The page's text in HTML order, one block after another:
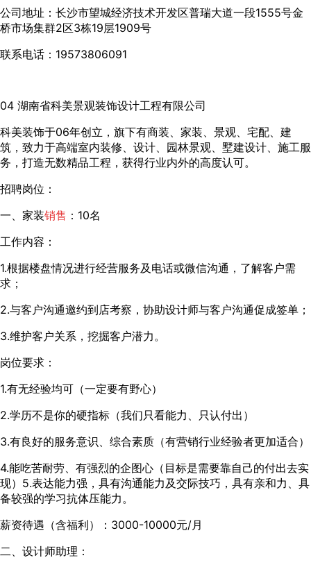
公司地址：长沙市望城经济技术开发区普瑞大道一段1555号金
桥市场集群2区3栋19层1909号
联系电话：19573806091
04 湖南省科美景观装饰设计工程有限公司
科美装饰于06年创立，旗下有商装、家装、景观、宅配、建
筑，致力于高端室内装修、设计、园林景观、墅建设计、施工服
务，打造无数精品工程，获得行业内外的高度认可。
招聘岗位：
一、家装销售 ：10名
工作内容：
1.根据楼盘情况进行经营服务及电话或微信沟通，了解客户需
求；
2.与客户沟通邀约到店考察，协助设计师与客户沟通促成签单；
3.维护客户关系，挖掘客户潜力。
岗位要求：
1.有无经验均可（一定要有野心）
2.学历不是你的硬指标（我们只看能力、只认付出）
3.有良好的服务意识、综合素质（有营销行业经验者更加适合）
4.能吃苦耐劳、有强烈的企图心（目标是需要靠自己的付出去实
现）5.表达能力强，具有沟通能力及交际技巧，具有亲和力、具
备较强的学习抗体压能力。
薪资待遇（含福利）：3000-10000元/月
二、设计师助理：